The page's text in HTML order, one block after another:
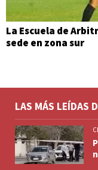
La Escuela de
sede en zona sur
LAS MÁS LEÍDAS